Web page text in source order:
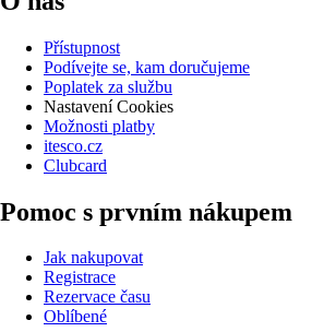
Přístupnost
Podívejte se, kam doručujeme
Poplatek za službu
Nastavení Cookies
Možnosti platby
itesco.cz
Clubcard
Pomoc s prvním nákupem
Jak nakupovat
Registrace
Rezervace času
Oblíbené